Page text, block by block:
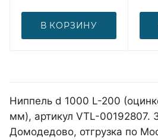
В КОРЗИНУ
Ниппель d 1000 L-200
мм), артикул VTL-
Домодедово, отгрузка по